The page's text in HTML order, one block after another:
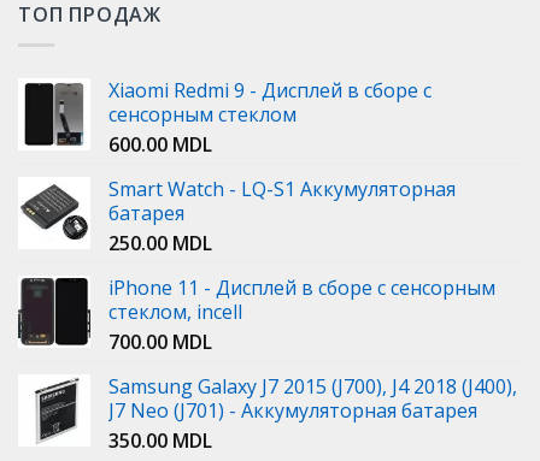
ТОП ПРОДАЖ
Xiaomi Redmi 9 - Дисплей в сборе с
сенсорным стеклом
600.00 MDL
Smart Watch - LQ-S1 Аккумуляторная
батарея
250.00 MDL
iPhone 11 - Дисплей в сборе с сенсорным
стеклом, incell
700.00 MDL
Samsung Galaxy J7 2015 (J700), J4 2018 (J400),
J7 Neo (J701) - Аккумуляторная батарея
350.00 MDL